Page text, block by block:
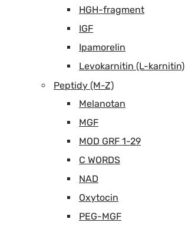
HGH-fragment
IGF
Ipamorelin
Levokarnitin (L-karnitin)
Peptidy (M-Z)
Melanotan
MGF
MOD GRF 1-29
C WORDS
NAD
Oxytocin
PEG-MGF